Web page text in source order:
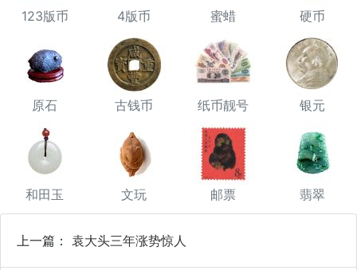
123版币 4版币 蜜蜡 硬币
原石 古钱币 纸币靓号 银元
和田玉 文玩 邮票 翡翠
上一篇： 袁大头三年涨势惊人